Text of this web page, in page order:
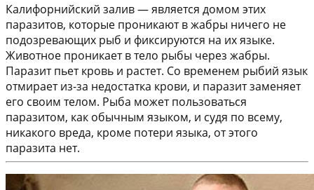
Калифорнийский залив — является домом этих
паразитов, которые проникают в жабры ничего не
подозревающих рыб и фиксируются на их языке.
Животное проникает в тело рыбы через жабры.
Паразит пьет кровь и растет. Со временем рыбий язык
отмирает из-за недостатка крови, и паразит заменяет
его своим телом. Рыба может пользоваться
паразитом, как обычным языком, и судя по всему,
никакого вреда, кроме потери языка, от этого
паразита нет.